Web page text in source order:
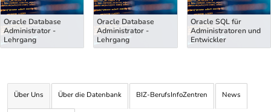
Oracle Database
Administrator -
Lehrgang
Oracle Database
Administrator -
Lehrgang
Oracle SQL für
Administratoren und
Entwickler
Über Uns Über die Datenbank BIZ-BerufsInfoZentren News